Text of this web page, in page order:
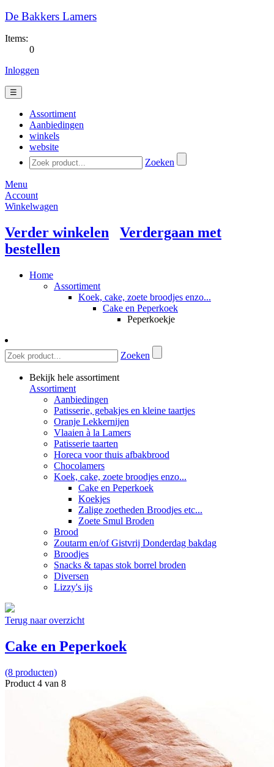
De Bakkers Lamers
Items:
0
Inloggen
☰
Assortiment
Aanbiedingen
winkels
website
Zoeken
Menu
Account
Winkelwagen
Verder winkelen
Verdergaan met
bestellen
Home
Assortiment
Koek, cake, zoete broodjes enzo...
Cake en Peperkoek
Peperkoekje
Zoeken
Bekijk hele assortiment
Assortiment
Aanbiedingen
Patisserie, gebakjes en kleine taartjes
Oranje Lekkernijen
Vlaaien à la Lamers
Patisserie taarten
Horeca voor thuis afbakbrood
Chocolamers
Koek, cake, zoete broodjes enzo...
Cake en Peperkoek
Koekjes
Zalige zoetheden Broodjes etc...
Zoete Smul Broden
Brood
Zoutarm en/of Gistvrij Donderdag bakdag
Broodjes
Snacks & tapas stok borrel broden
Diversen
Lizzy's ijs
Terug naar overzicht
Cake en Peperkoek
(8 producten)
Product 4 van 8